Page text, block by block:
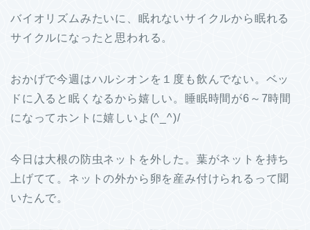
バイオリズムみたいに、眠れないサイクルから眠れる
サイクルになったと思われる。
おかげで今週はハルシオンを１度も飲んでない。ベッ
ドに入ると眠くなるから嬉しい。睡眠時間が6～7時間
になってホントに嬉しいよ(^_^)/
今日は大根の防虫ネットを外した。葉がネットを持ち
上げてて。ネットの外から卵を産み付けられるって聞
いたんで。